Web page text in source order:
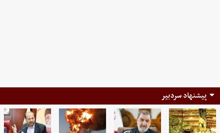
پیشنهاد سردبیر